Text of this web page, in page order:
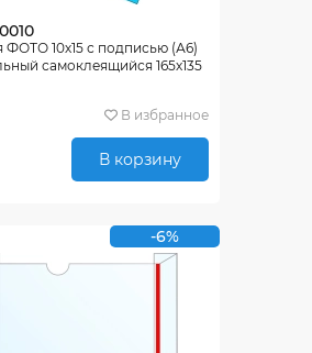
ФОТО 10х15 с подписью (А6)
самоклеящийся 165х135
В избранное
В корзину
-6%